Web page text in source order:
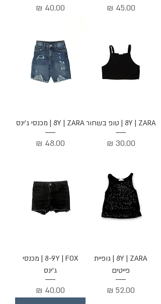
מחיר מחיר
8Y | ZARA | טופ בשחור
מחיר
8Y | ZARA | מכנסי ג'ינס
מחיר
8Y | ZARA | גופיית
פייטים
מחיר
8-9Y | FOX | מכנסי
ג'ינס
מחיר